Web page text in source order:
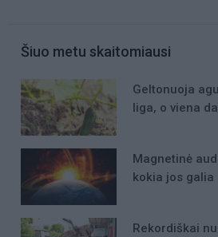
Šiuo metu skaitomiausi
Geltonuoja
liga, o viena
Magnetinė
kokia jos galia
Rekordiškai